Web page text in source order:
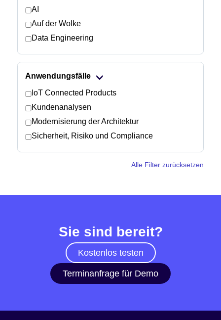
Newsroom
AI
Auf der Wolke
Data Engineering
Anwendungsfälle
IoT Connected Products
Kundenanalysen
Modernisierung der Architektur
Sicherheit, Risiko und Compliance
Alle Filter zurücksetzen
Sie sind bereit?
Kostenlos testen
Terminanfrage für Demo